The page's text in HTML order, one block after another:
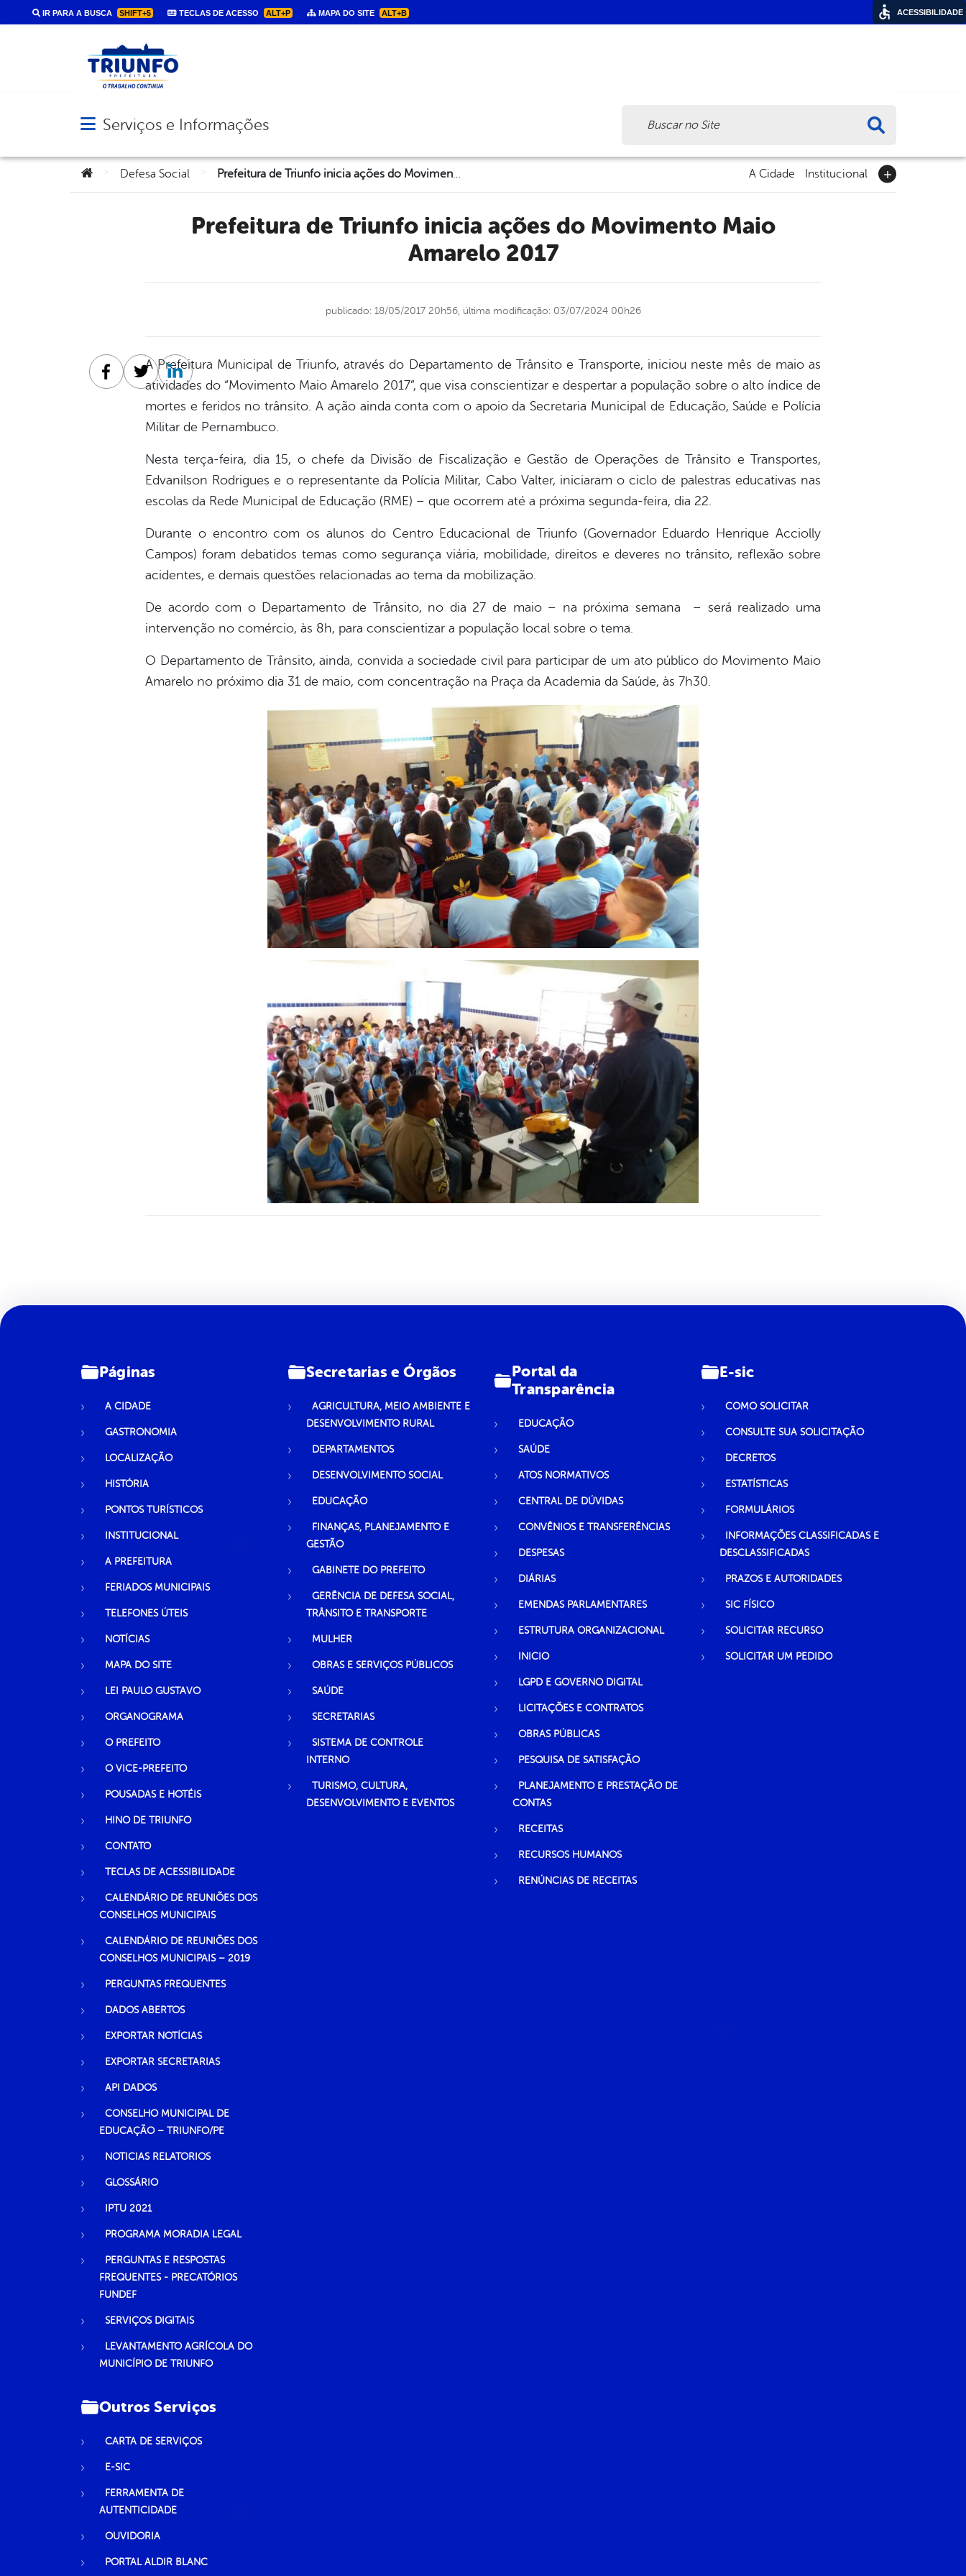
IR PARA A BUSCA SHIFT+5 TECLAS DE ACESSO ALT+P MAPA DO SITE ALT+B
Abrir menu principal de navegação
Serviços e Informações
Você está aqui:Defesa Social Prefeitura de Triunfo inicia ações do Movimento Maio Amarelo 2017 A Cidade Institucional
Prefeitura de Triunfo inicia ações do Movimento Maio
Amarelo 2017
publicado: 18/05/2017 20h56, última modificação: 03/07/2024 00h26
A Prefeitura Municipal de Triunfo, através do Departamento de Trânsito e Transporte, iniciou neste mês de maio as
atividades do “Movimento Maio Amarelo 2017”, que visa conscientizar e despertar a população sobre o alto índice de
mortes e feridos no trânsito. A ação ainda conta com o apoio da Secretaria Municipal de Educação, Saúde e Polícia
Militar de Pernambuco.
Nesta terça-feira, dia 15, o chefe da Divisão de Fiscalização e Gestão de Operações de Trânsito e Transportes,
Edvanilson Rodrigues e o representante da Polícia Militar, Cabo Valter, iniciaram o ciclo de palestras educativas nas
escolas da Rede Municipal de Educação (RME) – que ocorrem até a próxima segunda-feira, dia 22.
Durante o encontro com os alunos do Centro Educacional de Triunfo (Governador Eduardo Henrique Acciolly
Campos) foram debatidos temas como segurança viária, mobilidade, direitos e deveres no trânsito, reflexão sobre
acidentes, e demais questões relacionadas ao tema da mobilização.
De acordo com o Departamento de Trânsito, no dia 27 de maio – na próxima semana – será realizado uma
intervenção no comércio, às 8h, para conscientizar a população local sobre o tema.
O Departamento de Trânsito, ainda, convida a sociedade civil para participar de um ato público do Movimento Maio
Amarelo no próximo dia 31 de maio, com concentração na Praça da Academia da Saúde, às 7h30.
Facebook
TwitterLinkedin
Páginas
A CIDADE
GASTRONOMIA
LOCALIZAÇÃO
HISTÓRIA
PONTOS TURÍSTICOS
INSTITUCIONAL
A PREFEITURA
FERIADOS MUNICIPAIS
TELEFONES ÚTEIS
NOTÍCIAS
MAPA DO SITE
LEI PAULO GUSTAVO
ORGANOGRAMA
O PREFEITO
O VICE-PREFEITO
POUSADAS E HOTÉIS
HINO DE TRIUNFO
CONTATO
TECLAS DE ACESSIBILIDADE
CALENDÁRIO DE REUNIÕES DOS
CONSELHOS MUNICIPAIS
CALENDÁRIO DE REUNIÕES DOS
CONSELHOS MUNICIPAIS – 2019
PERGUNTAS FREQUENTES
DADOS ABERTOS
EXPORTAR NOTÍCIAS
EXPORTAR SECRETARIAS
API DADOS
CONSELHO MUNICIPAL DE
EDUCAÇÃO – TRIUNFO/PE
NOTICIAS RELATORIOS
GLOSSÁRIO
IPTU 2021
PROGRAMA MORADIA LEGAL
PERGUNTAS E RESPOSTAS
FREQUENTES - PRECATÓRIOS
FUNDEF
SERVIÇOS DIGITAIS
LEVANTAMENTO AGRÍCOLA DO
MUNICÍPIO DE TRIUNFO
Secretarias e Órgãos
AGRICULTURA, MEIO AMBIENTE E
DESENVOLVIMENTO RURAL
DEPARTAMENTOS
DESENVOLVIMENTO SOCIAL
EDUCAÇÃO
FINANÇAS, PLANEJAMENTO E
GESTÃO
GABINETE DO PREFEITO
GERÊNCIA DE DEFESA SOCIAL,
TRÂNSITO E TRANSPORTE
MULHER
OBRAS E SERVIÇOS PÚBLICOS
SAÚDE
SECRETARIAS
SISTEMA DE CONTROLE
INTERNO
TURISMO, CULTURA,
DESENVOLVIMENTO E EVENTOS
Portal da
Transparência
EDUCAÇÃO
SAÚDE
ATOS NORMATIVOS
CENTRAL DE DÚVIDAS
CONVÊNIOS E TRANSFERÊNCIAS
DESPESAS
DIÁRIAS
EMENDAS PARLAMENTARES
ESTRUTURA ORGANIZACIONAL
INICIO
LGPD E GOVERNO DIGITAL
LICITAÇÕES E CONTRATOS
OBRAS PÚBLICAS
PESQUISA DE SATISFAÇÃO
PLANEJAMENTO E PRESTAÇÃO DE
CONTAS
RECEITAS
RECURSOS HUMANOS
RENÚNCIAS DE RECEITAS
E-sic
COMO SOLICITAR
CONSULTE SUA SOLICITAÇÃO
DECRETOS
ESTATÍSTICAS
FORMULÁRIOS
INFORMAÇÕES CLASSIFICADAS E
DESCLASSIFICADAS
PRAZOS E AUTORIDADES
SIC FÍSICO
SOLICITAR RECURSO
SOLICITAR UM PEDIDO
Outros Serviços
CARTA DE SERVIÇOS
E-SIC
FERRAMENTA DE
AUTENTICIDADE
OUVIDORIA
PORTAL ALDIR BLANC
ACESSIBILIDADE